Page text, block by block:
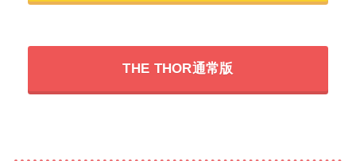
THE THOR通常版